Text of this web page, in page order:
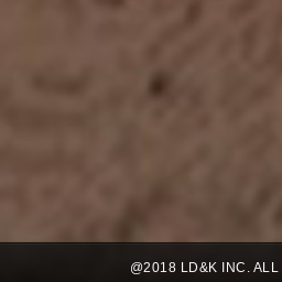
@2018 LD&K INC.